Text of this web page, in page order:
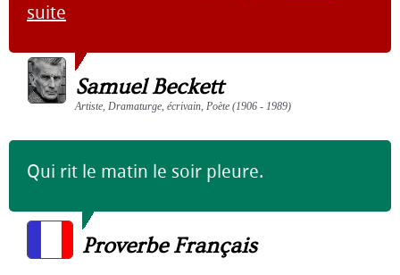
suite
Samuel Beckett
Artiste, Dramaturge, écrivain, Poète (1906 - 1989)
Qui rit le matin le soir pleure.
Proverbe Français